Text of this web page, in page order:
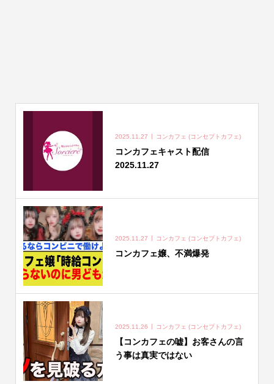
2025.11.27 コンカフェ (コンセプトカフェ)
コンカフェキャスト配信
2025.11.27
2025.11.27 コンカフェ (コンセプトカフェ)
コンカフェ嬢、不満爆発
2025.11.26 コンカフェ (コンセプトカフェ)
【コンカフェの嘘】お客さんの言
う事は真実ではない